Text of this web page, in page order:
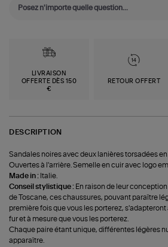
LIVRAISON
OFFERTE DÈS 150
€
RETOUR OFFERT
DESCRIPTION
Sandales noires avec deux lanières torsadées en
Ouvertes à l'arrière. Semelle en cuir avec logo
Made in : Italie.
Conseil stylistique : En raison de leur
de Toscane, ces chaussures, pouvant paraître
première fois que vous les porterez, s'adapteront
fur et à mesure que vous les porterez.
Chaque paire étant unique, différentes légères
apparaître.